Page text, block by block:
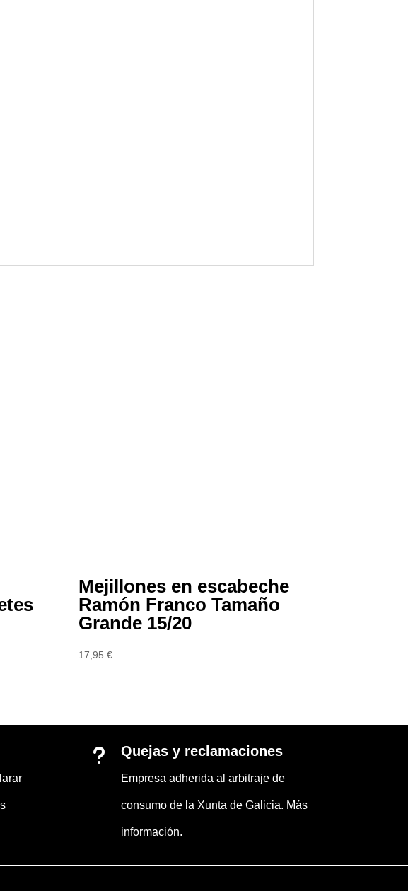
Mejillones en escabeche
Ramón Franco Tamaño
Grande 15/20
17,95 €
u Quejas y reclamaciones
Empresa adherida al arbitraje de
consumo de la Xunta de Galicia. Más
información.